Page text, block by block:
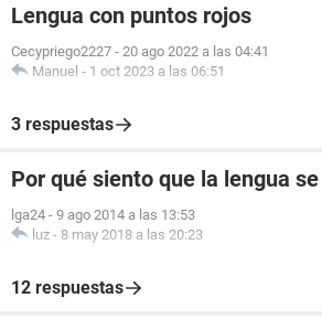
Lengua con puntos rojos
Cecypriego2227 - 20 ago 2022 a las 04:41
Manuel - 1 oct 2023 a las 06:51
3 respuestas
Por qué siento que la lengua
lga24 - 9 ago 2014 a las 13:53
luz - 8 may 2018 a las 20:23
12 respuestas